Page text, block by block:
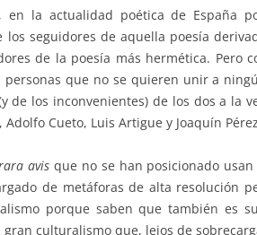
en la actualidad poética de España
los seguidores de aquella poesía
de la poesía más hermética. Pero
personas que no se quieren unir a
de los inconvenientes) de los dos a la
Adolfo Cueto, Luis Artigue y Joaquín
avisque no se han posicionado
de metáforas de alta resolución
porque saben que también es
culturalismo que, lejos de